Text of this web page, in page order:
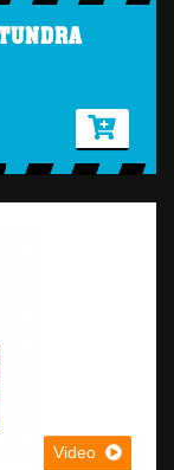
Video